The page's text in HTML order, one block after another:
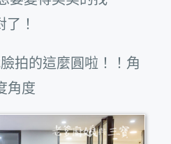
！
拍的這麼圓啦！！角
角度